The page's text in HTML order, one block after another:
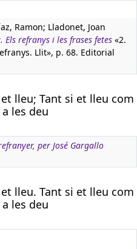
Ramon; Lladonet, Joan
refranys i les frases fetes «2.
Llit», p. 68. Editorial
lleu; Tant si et lleu com
les deu
per José Gargallo
lleu. Tant si et lleu com
les deu